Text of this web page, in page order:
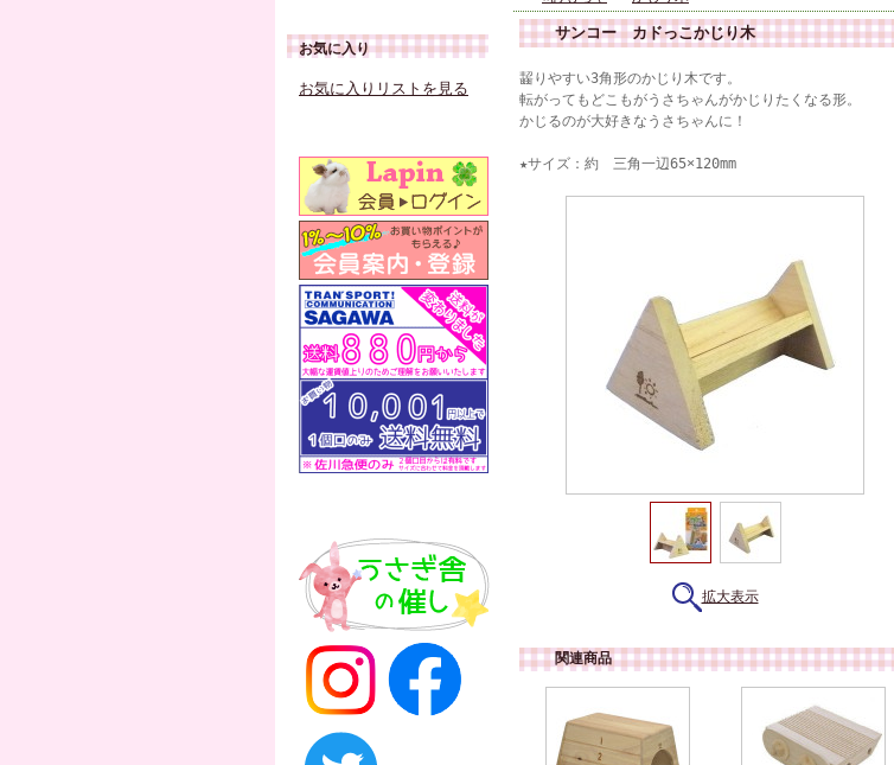
お気に入り
お気に入りリストを見る
サンコー カドっこかじり木
齧りやすい3角形のかじり木です。
転がってもどこもがうさちゃんがかじりたくなる形。
かじるのが大好きなうさちゃんに！
★サイズ：約 三角一辺65×120mm
拡大表示
関連商品